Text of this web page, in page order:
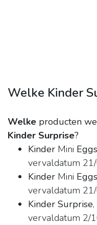
Welke Kinder
Welke producten
Kinder Surprise?
Kinder Mini Eggs
vervaldatum
Kinder Mini Eggs
vervaldatum
Kinder Surprise
vervaldatum 2/